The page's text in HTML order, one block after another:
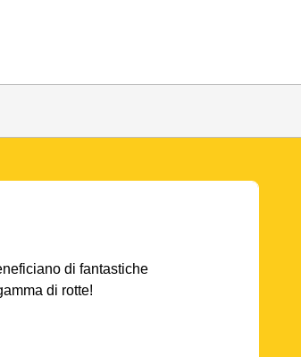
di fantastiche
di rotte!